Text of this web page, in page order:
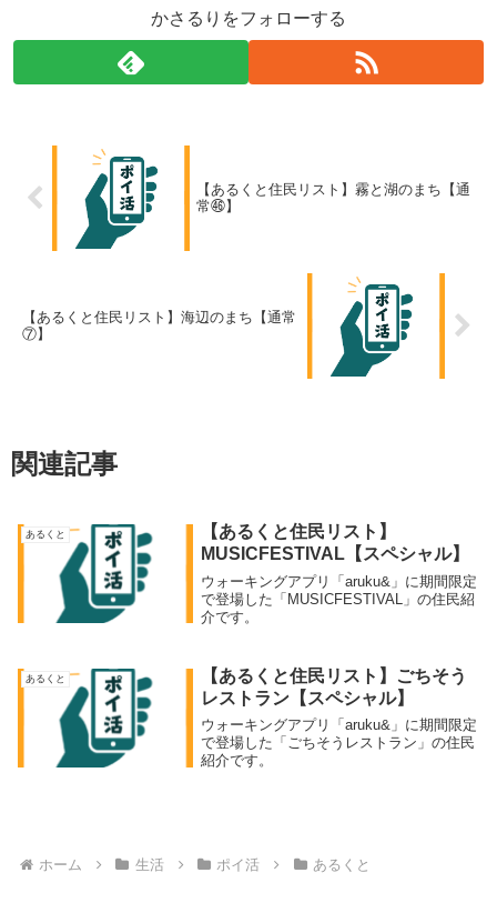
かさるりをフォローする
【あるくと住民リスト】霧と湖のまち【通
常㊻】
【あるくと住民リスト】海辺のまち【通常
⑦】
関連記事
あるくと
【あるくと住民リスト】
MUSICFESTIVAL【スペシャル】
ウォーキングアプリ「aruku&」に期間限定
で登場した「MUSICFESTIVAL」の住民紹
介です。
あるくと
【あるくと住民リスト】ごちそう
レストラン【スペシャル】
ウォーキングアプリ「aruku&」に期間限定
で登場した「ごちそうレストラン」の住民
紹介です。
ホーム 生活 ポイ活 あるくと